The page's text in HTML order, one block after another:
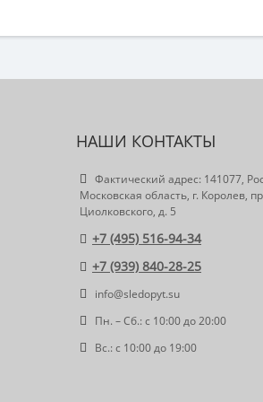
НАШИ КОНТАКТЫ
Фактический адрес: 141077,
Московская область, г. Королев,
Циолковского, д. 5
+7 (495) 516-94-34
+7 (939) 840-28-25
info@sledopyt.su
Пн. – Сб.: с 10:00 до 20:00
Вс.: с 10:00 до 19:00